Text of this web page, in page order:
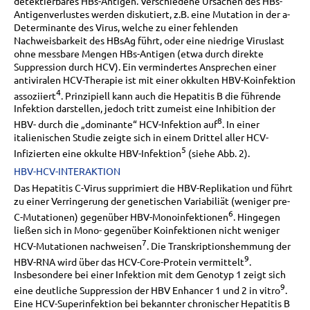
Antigenverlustes werden diskutiert, z.B. eine Mutation in der a-
Determinante des Virus, welche zu einer fehlenden
Nachweisbarkeit des HBsAg führt, oder eine niedrige Viruslast
ohne messbare Mengen HBs-Antigen (etwa durch direkte
Suppression durch HCV). Ein vermindertes Ansprechen einer
antiviralen HCV-Therapie ist mit einer okkulten HBV-Koinfektion
assoziiert4 . Prinzipiell kann auch die Hepatitis B die führende
Infektion darstellen, jedoch tritt zumeist eine Inhibition der
HBV- durch die „dominante“ HCV-Infektion auf8. In einer
italienischen Studie zeigte sich in einem Drittel aller HCV-
Infizierten eine okkulte HBV-Infektion5 (siehe Abb. 2).
HBV-HCV-INTERAKTION
Das Hepatitis C-Virus supprimiert die HBV-Replikation und führt
zu einer Verringerung der genetischen Variabiliät (weniger pre-
C-Mutationen) gegenüber HBV-Monoinfektionen6. Hingegen
ließen sich in Mono- gegenüber Koinfektionen nicht weniger
HCV-Mutationen nachweisen7. Die Transkriptionshemmung der
HBV-RNA wird über das HCV-Core-Protein vermittelt9
Insbesondere bei einer Infektion mit dem Genotyp 1 zeigt sich
eine deutliche Suppression der HBV Enhancer 1 und 2 in vitro9.
Eine HCV-Superinfektion bei bekannter chronischer Hepatitis B